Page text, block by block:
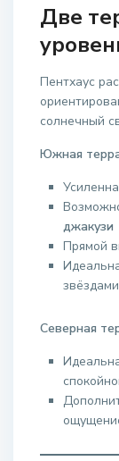
Две
Пентхаус
солнечный
Южная
джакузи
Прямой
Северная